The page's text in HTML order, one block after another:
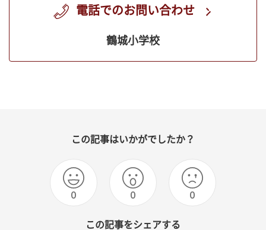
電話でのお問い合わせ
鶴城小学校
この記事はいかがでしたか？
0 0 0
この記事をシェアする